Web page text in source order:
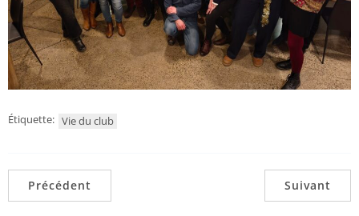
Étiquette: Vie du club
Précédent Suivant